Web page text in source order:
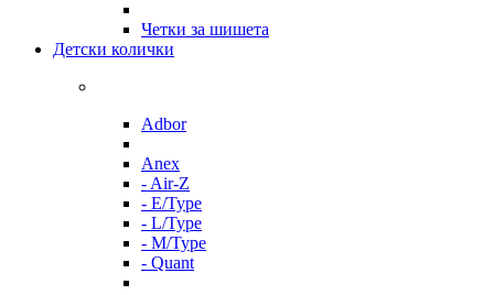
Четки за шишета
Детски колички
Adbor
Anex
- Air-Z
- E/Type
- L/Type
- M/Type
- Quant